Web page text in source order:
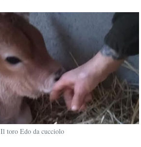
Il toro Edo da cucciolo